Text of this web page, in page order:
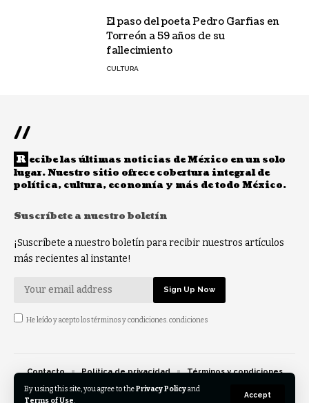
By using this site, you agree to thePrivacy Policyand
Terms of Use.
Accept
El paso del poeta Pedro Garfias en
Torreón a 59 años de su
fallecimiento
CULTURA
//
R ecibe las últimas noticias de México en un solo
lugar. Nuestro sitio ofrece cobertura integral de
política, cultura, economía y más de todo México.
Suscríbete a nuestro boletín
¡Suscríbete a nuestro boletín para recibir nuestros artículos
más recientes al instante!
He leído y acepto los términos y condiciones. condiciones
Contacto Política de privacidad
Términos y condiciones
Opt-out preferences